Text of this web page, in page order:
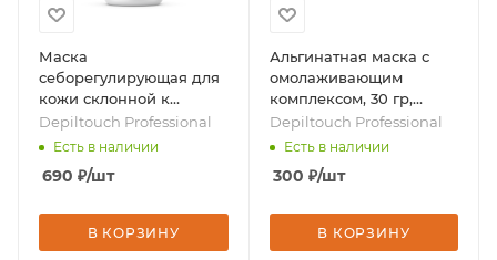
Маска
себорегулирующая для
кожи склонной к
жирности, 50 мл, бренд
- Depiltouch Professional
Depiltouch Professional
Есть в наличии
690 ₽/шт
В КОРЗИНУ
Альгинатная маска с
омолаживающим
комплексом, 30 гр,
бренд - Depiltouch
Professional
Depiltouch Professional
Есть в наличии
300 ₽/шт
В КОРЗИНУ